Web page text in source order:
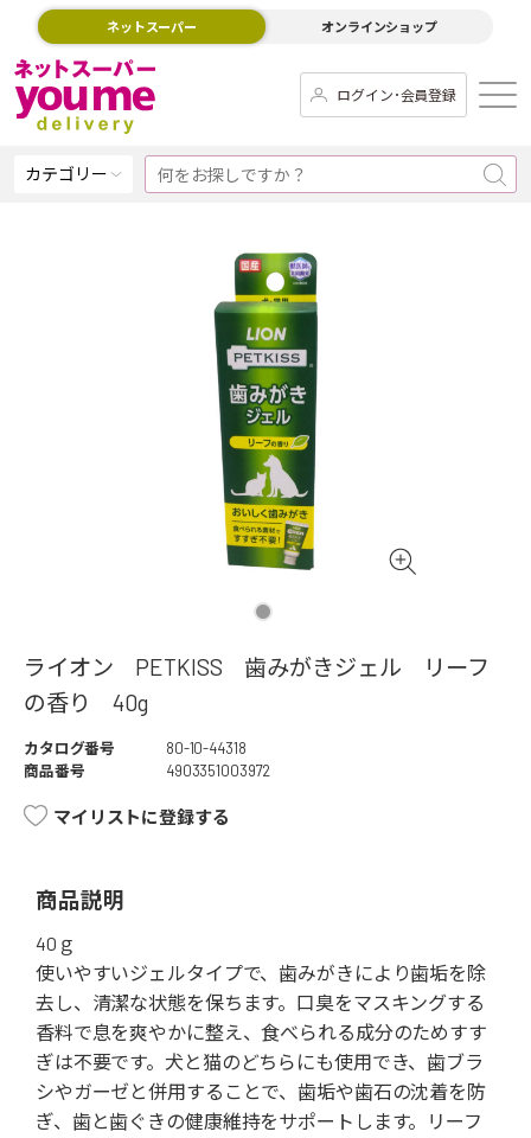
ネットスーパー オンラインショップ
ログイン･会員登録
カテゴリー
ライオン PETKISS 歯みがきジェル リーフ
の香り 40g
カタログ番号
80-10-44318
商品番号
4903351003972
マイリストに登録する
商品説明
40ｇ
使いやすいジェルタイプで、歯みがきにより歯垢を除
去し、清潔な状態を保ちます。口臭をマスキングする
香料で息を爽やかに整え、食べられる成分のためすす
ぎは不要です。犬と猫のどちらにも使用でき、歯ブラ
シやガーゼと併用することで、歯垢や歯石の沈着を防
ぎ、歯と歯ぐきの健康維持をサポートします。リーフ